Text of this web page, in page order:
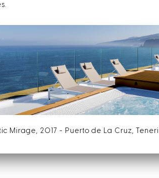
Mirage, 2017 - Puerto de La Cruz,